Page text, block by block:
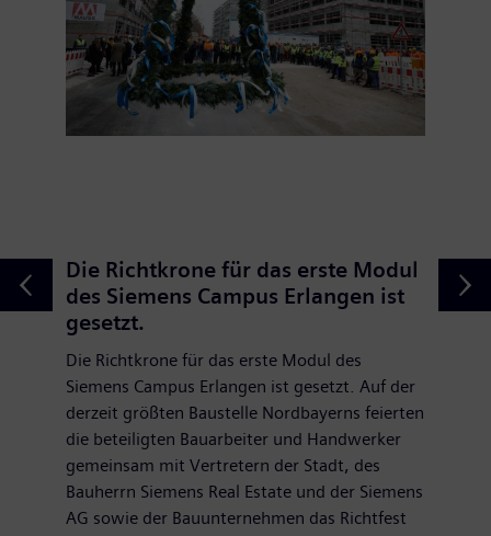
Die Richtkrone für das erste Modul
des Siemens Campus Erlangen ist
gesetzt.
Die Richtkrone für das erste Modul des
Siemens Campus Erlangen ist gesetzt. Auf der
derzeit größten Baustelle Nordbayerns feierten
die beteiligten Bauarbeiter und Handwerker
gemeinsam mit Vertretern der Stadt, des
Bauherrn Siemens Real Estate und der Siemens
AG sowie der Bauunternehmen das Richtfest